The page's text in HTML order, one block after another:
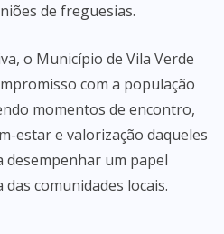
de freguesias.
o Município de Vila Verde
com a população
momentos de encontro,
estar e valorização daqueles
desempenhar um papel
das comunidades locais.